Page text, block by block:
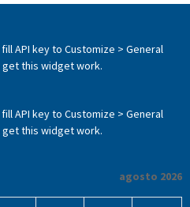
API key to Customize > General
get this widget work.
API key to Customize > General
get this widget work.
agosto 2026